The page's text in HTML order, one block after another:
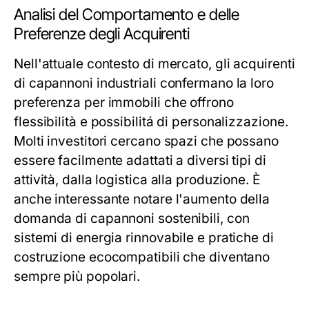
Analisi del Comportamento e delle
Preferenze degli Acquirenti
Nell'attuale contesto di mercato, gli acquirenti
di capannoni industriali confermano la loro
preferenza per immobili che offrono
flessibilità e possibilitá di personalizzazione.
Molti investitori cercano spazi che possano
essere facilmente adattati a diversi tipi di
attività, dalla logistica alla produzione. È
anche interessante notare l'aumento della
domanda di capannoni sostenibili, con
sistemi di energia rinnovabile e pratiche di
costruzione ecocompatibili che diventano
sempre più popolari.